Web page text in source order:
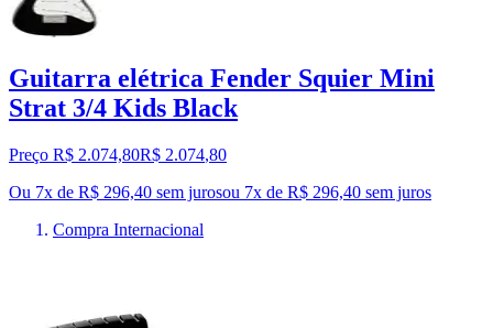
Guitarra elétrica Fender Squier Mini
Strat 3/4 Kids Black
Preço R$ 2.074,80R$ 2.074,80
Ou 7x de R$ 296,40 sem jurosou 7x de R$ 296,40 sem juros
Compra Internacional